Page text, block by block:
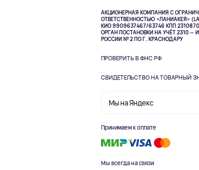
АКЦИОНЕРНАЯ КОМПАНИЯ С
ОТВЕТСТВЕННОСТЬЮ «ЛАНИАКЕЯ»
КИО 9909637467/63746 КПП
ОРГАН ПОСТАНОВКИ НА УЧЁТ 2310 —
РОССИИ № 2 ПО Г. КРАСНОДАРУ
ПРОВЕРИТЬ В ФНС РФ
СВИДЕТЕЛЬСТВО НА ТОВАРНЫЙ
Мы на Яндекс
Принимаем к оплате
Мы всегда на связи